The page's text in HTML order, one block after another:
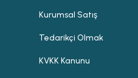
Kurumsal Satış
Tedarikçi Olmak
KVKK Kanunu